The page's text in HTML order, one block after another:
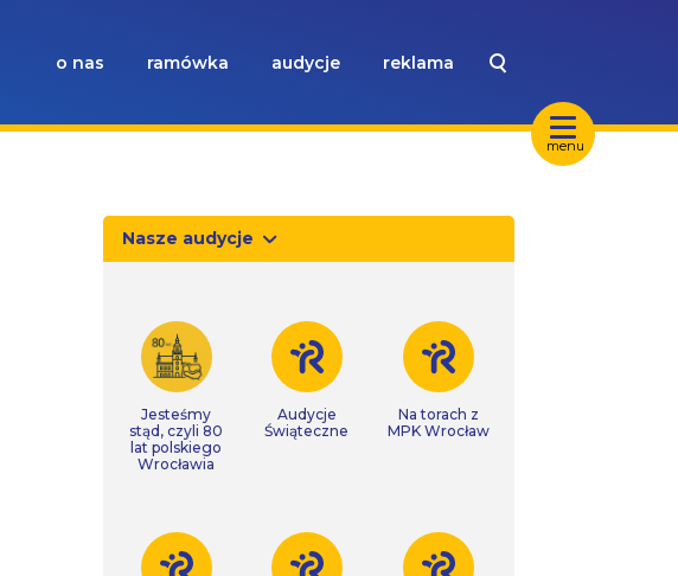
menu
o nas ramówka audycje reklama
Nasze audycje
Jesteśmy
stąd, czyli 80
lat polskiego
Wrocławia
Audycje
Świąteczne
Na torach z
MPK Wrocław